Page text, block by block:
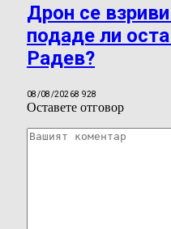
Дрон се
подаде ли
Радев?
08/08/20268 928
Оставете отговор